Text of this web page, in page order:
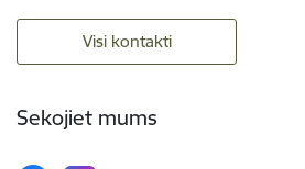
Visi kontakti
Sekojiet mums